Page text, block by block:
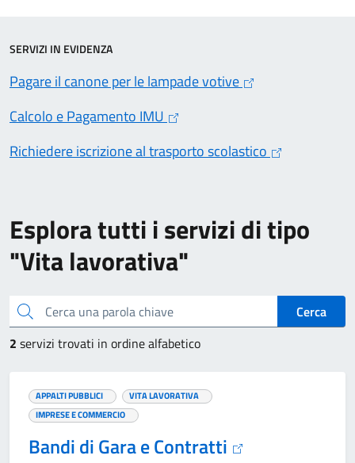
Esplora tutti i servizi di tipo
"Vita lavorativa"
Cerca una parola chiave
Cerca
2 servizi trovati in ordine alfabetico
APPALTI PUBBLICI
VITA LAVORATIVA
IMPRESE E COMMERCIO
Bandi di Gara e Contratti
SERVIZI IN EVIDENZA
Pagare il canone per le lampade votive
Calcolo e Pagamento IMU
Richiedere iscrizione al trasporto scolastico